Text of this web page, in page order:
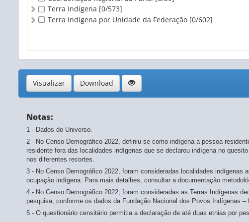
Terra Indígena [0/573]
Terra Indígena por Unidade da Federação [0/602]
Visualizar Download
Notas:
1 - Dados do Universo.
2 - No Censo Demográfico 2022, definiu-se como indígena a pessoa
residente fora das localidades indígenas que se declarou indígena no
nos diferentes recortes.
3 - No Censo Demográfico 2022, foram consideradas localidades
ocupação indígena. Para mais detalhes, consultar a documentação
4 - No Censo Demográfico 2022, foram consideradas as Terras Indígenas
pesquisa, conforme os dados da Fundação Nacional dos Povos Indígenas
5 - O questionário censitário permitia a declaração de até duas etnias por